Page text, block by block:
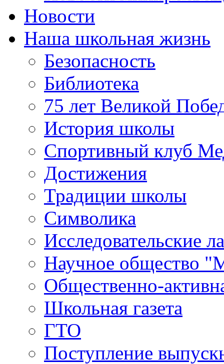
Новости
Наша школьная жизнь
Безопасность
Библиотека
75 лет Великой
История школы
Спортивный клуб
Достижения
Традиции школы
Символика
Исследовательские
Научное общество
Общественно-
Школьная газета
ГТО
Поступление